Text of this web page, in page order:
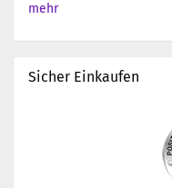
mehr
Sicher Einkaufen